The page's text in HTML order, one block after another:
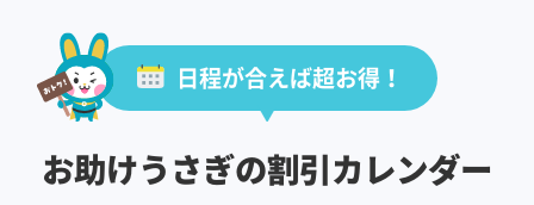
日程が合えば超お得！
お助けうさぎの割引カレンダー